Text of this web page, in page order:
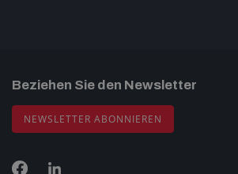
Beziehen Sie den Newsletter
NEWSLETTER ABONNIEREN